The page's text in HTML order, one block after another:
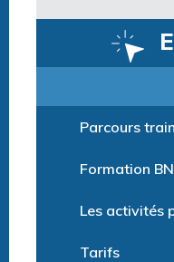
Parcours
Formation
Les activités
Tarifs